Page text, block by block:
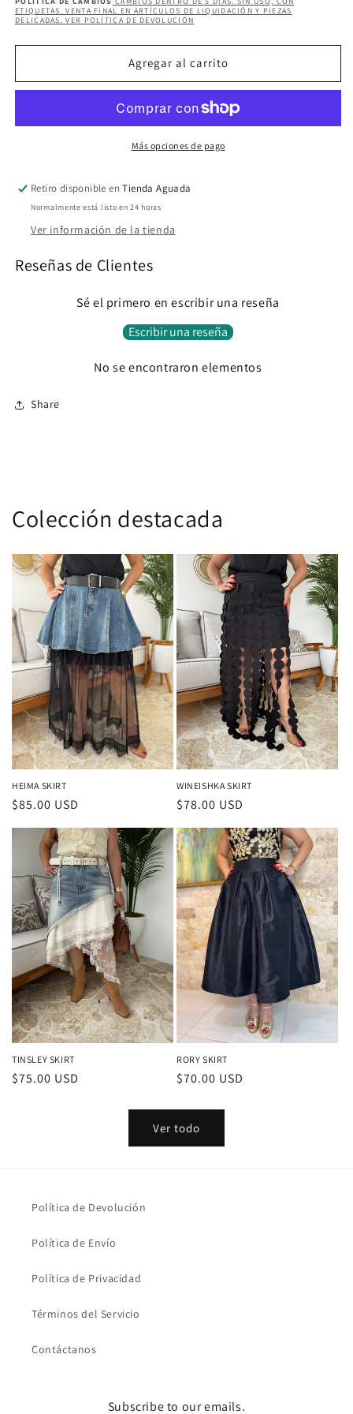
para
ANAHIA
para
ANAHIA
ETIQUETAS. VENTA FINAL EN ARTÍCULOS DE LIQUIDACIÓN Y PIEZAS
DELICADAS. VER POLÍTICA DE DEVOLUCIÓN
Agregar al carrito
Más opciones de pago
Retiro disponible enTienda Aguada
Normalmente está listo en 24 horas
Ver información de la tienda
Reseñas de Clientes
Sé el primero en escribir una reseña
Escribir una reseña
No se encontraron elementos
Share
Colección destacada
HEIMA SKIRT
Precio
$85.00 USD
WINEISHKA SKIRT
Precio
$78.00 USD
TINSLEY SKIRT
Precio
$75.00 USD
RORY SKIRT
Precio
$70.00 USD
Ver todo
Política de Devolución
Política de Envío
Política de Privacidad
Términos del Servicio
Contáctanos
Subscribe to our emails.